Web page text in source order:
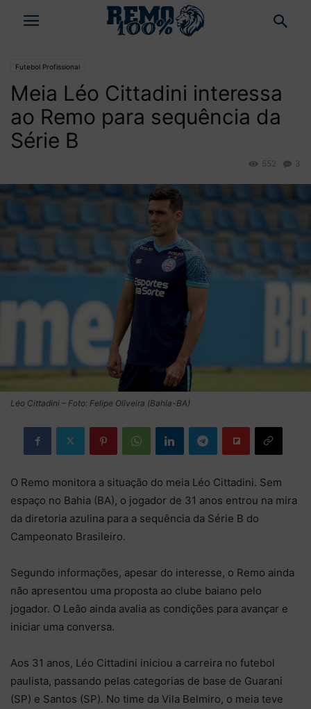
Futebol Profissional
Meia Léo Cittadini interessa
ao Remo para sequência da
Série B
3
552
Léo Cittadini – Foto: Felipe Oliveira (Bahia-BA)
O Remo monitora a situação do meia Léo Cittadini. Sem
espaço no Bahia (BA), o jogador de 31 anos entrou na mira
da diretoria azulina para a sequência da Série B do
Campeonato Brasileiro.
Segundo informações, apesar do interesse, o Remo ainda
não apresentou uma proposta ao clube baiano pelo
jogador. O Leão ainda avalia as condições para avançar e
iniciar uma conversa.
Aos 31 anos, Léo Cittadini iniciou a carreira no futebol
paulista, passando pelas categorias de base de Guarani
(SP) e Santos (SP). No time da Vila Belmiro, o meia teve